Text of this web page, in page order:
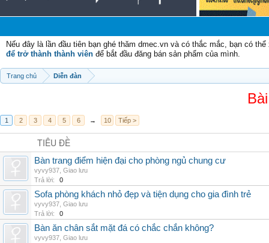
Nếu đây là lần đầu tiên bạn ghé thăm dmec.vn và có thắc mắc, bạn có
để trở thành thành viên để bắt đầu đăng bán sản phẩm của mình.
Trang chủ Diễn đàn
1 2 3 4 5 6 → 10 Tiếp >
TIÊU ĐỀ
Bàn trang điểm hiện đại cho phòng ngủ chung cư
vyvy937 Giao lưu
Trả lời:
0
Sofa phòng khách nhỏ đẹp và tiện dụng cho gia đình trẻ
vyvy937 Giao lưu
Trả lời:
0
Bàn ăn chân sắt mặt đá có chắc chắn không?
vyvy937 Giao lưu